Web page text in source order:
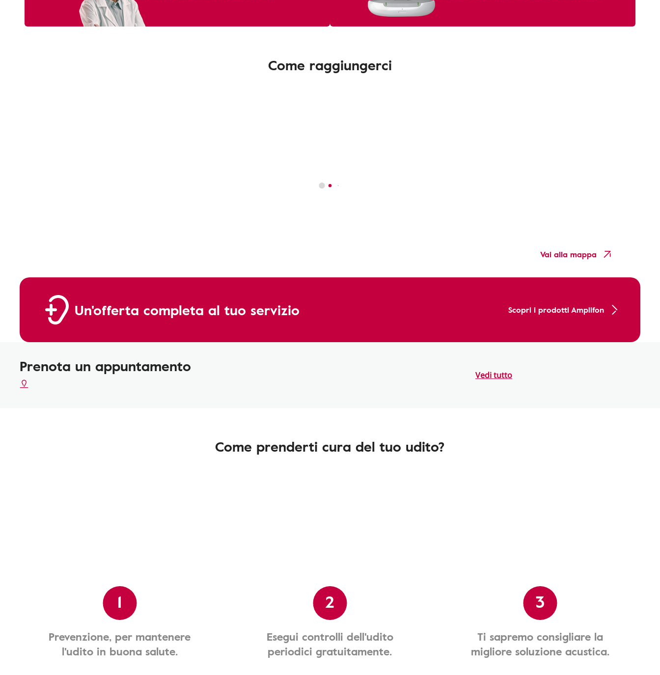
Come raggiungerci
Vai alla mappa
Un'offerta completa al tuo servizio Scopri i prodotti Amplifon
Prenota un appuntamento Vedi tutto
Come prenderti cura del tuo udito?
1
Prevenzione, per mantenere
l'udito in buona salute.
2
Esegui controlli dell'udito
periodici gratuitamente.
3
Ti sapremo consigliare la
migliore soluzione acustica.